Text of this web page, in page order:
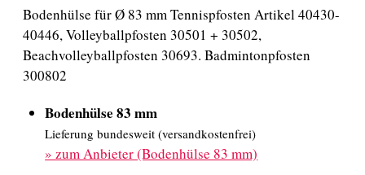
Bodenhülse für Ø 83 mm Tennispfosten Artikel 40430-
40446, Volleyballpfosten 30501 + 30502,
Beachvolleyballpfosten 30693. Badmintonpfosten
300802
Bodenhülse 83 mm
Lieferung bundesweit (versandkostenfrei)
»zum Anbieter (Bodenhülse 83 mm)